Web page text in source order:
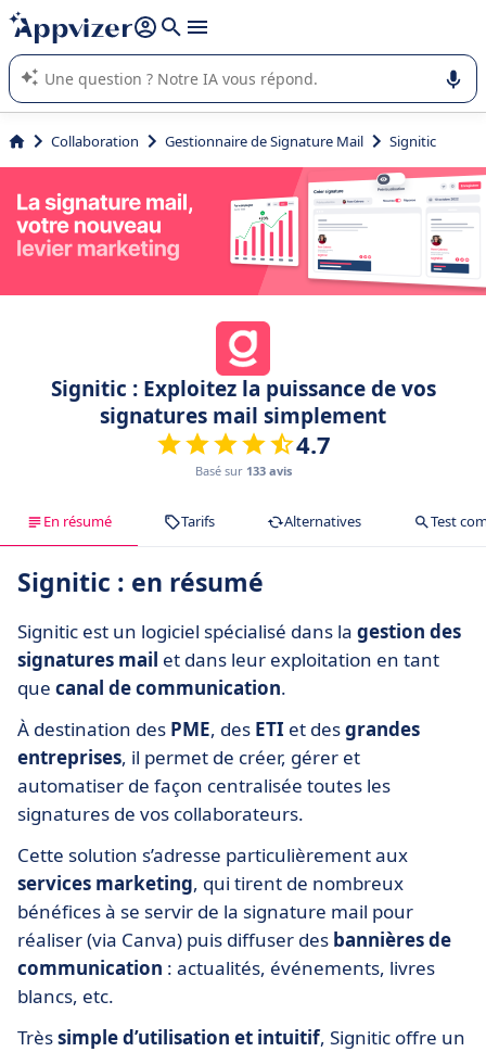
répondre (plusieurs lignes avec
L'IA de Appvizer vous guide dans l'utilisation ou la sélection de
logiciel SaaS en entreprise.
Collaboration Gestionnaire de Signature Mail Signitic
Signitic : Exploitez la puissance de vos
signatures mail simplement
4.7
Basé sur 133 avis
En résumé Tarifs Alternatives Test
Signitic : en résumé
Signitic est un logiciel spécialisé dans la gestion des
signatures mail et dans leur exploitation en tant
que canal de communication.
À destination des PME, des ETI et desgrandes
entreprises, il permet de créer, gérer et
automatiser de façon centralisée toutes les
signatures de vos collaborateurs.
Cette solution s’adresse particulièrement aux
services marketing, qui tirent de nombreux
bénéfices à se servir de la signature mail pour
réaliser (via Canva) puis diffuser des bannières de
communication : actualités, événements, livres
blancs, etc.
Trèssimple d’utilisation et intuitif, Signitic offre un